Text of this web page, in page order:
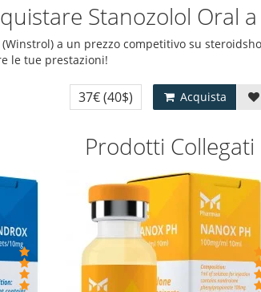
Stanozolol Oral
a un prezzo competitivo su
le tue prestazioni!
37€(40$) Acquista
Prodotti Collegati